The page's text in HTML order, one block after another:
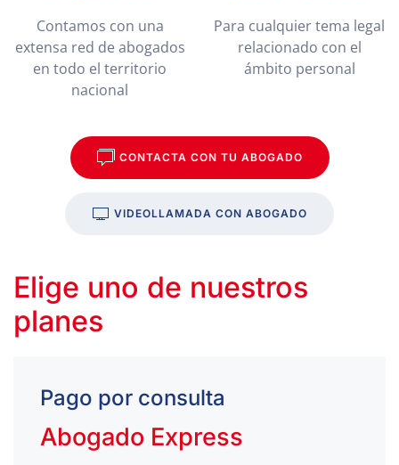
Contamos con una
extensa red de abogados
en todo el territorio
nacional
Para cualquier tema legal
relacionado con el
ámbito personal
CONTACTA CON TU ABOGADO
VIDEOLLAMADA CON ABOGADO
Elige uno de nuestros
planes
Pago por consulta
Abogado Express